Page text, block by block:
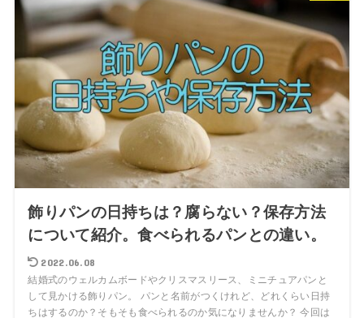
飾りパンの日持ちは？腐らない？保存方法
について紹介。食べられるパンとの違い。
2022.06.08
結婚式のウェルカムボードやクリスマスリース、ミニチュアパンと
して見かける飾りパン。 パンと名前がつくけれど、どれくらい日持
ちはするのか？そもそも食べられるのか気になりませんか？ 今回は